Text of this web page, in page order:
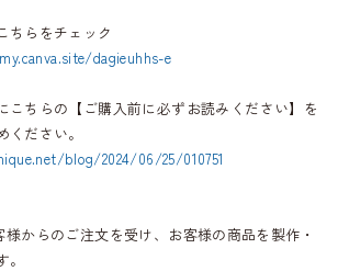
らをチェック
dagieuhhs-e
ちらの【ご購入前に必ずお読みください】を
ださい。
blog/2024/06/25/010751
からのご注文を受け、お客様の商品を製作・